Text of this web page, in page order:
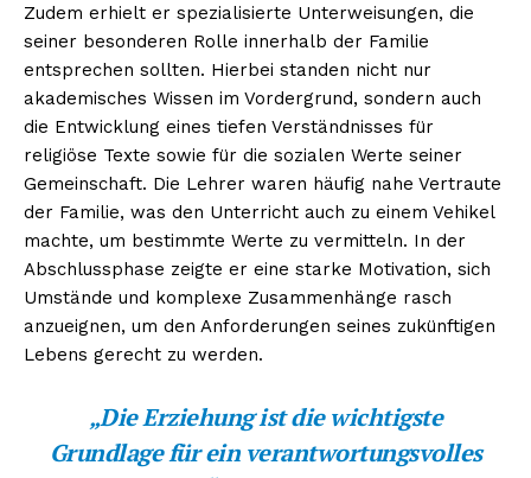
Zudem erhielt er spezialisierte Unterweisungen, die
seiner besonderen Rolle innerhalb der Familie
entsprechen sollten. Hierbei standen nicht nur
akademisches Wissen im Vordergrund, sondern auch
die Entwicklung eines tiefen Verständnisses für
religiöse Texte sowie für die sozialen Werte seiner
Gemeinschaft. Die Lehrer waren häufig nahe Vertraute
der Familie, was den Unterricht auch zu einem Vehikel
machte, um bestimmte Werte zu vermitteln. In der
Abschlussphase zeigte er eine starke Motivation, sich
Umstände und komplexe Zusammenhänge rasch
anzueignen, um den Anforderungen seines zukünftigen
Lebens gerecht zu werden.
„Die Erziehung ist die wichtigste
Grundlage für ein verantwortungsvolles